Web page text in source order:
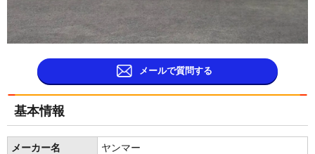
メールで質問する
基本情報
メーカー名 ヤンマー